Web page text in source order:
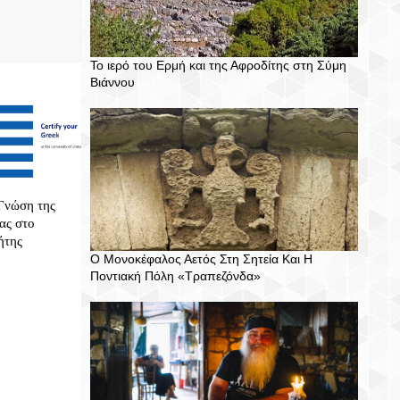
της
στο
Το ιερό του Ερμή και της Αφροδίτης στη Σύμη
Βιάννου
Ο Μονοκέφαλος Αετός Στη Σητεία Και Η
Ποντιακή Πόλη «Τραπεζόνδα»